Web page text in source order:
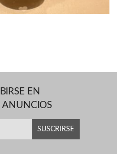
EN
ANUNCIOS